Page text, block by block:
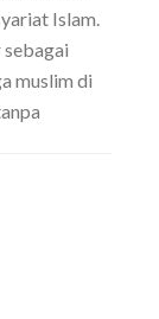
Islam.
sebagai
muslim di